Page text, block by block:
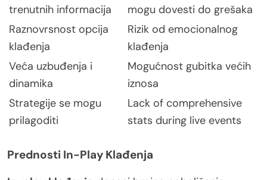
trenutnih informacija
mogu dovesti do grešaka
Raznovrsnost opcija
klađenja
Rizik od emocionalnog
klađenja
Veća uzbuđenja i
dinamika
Mogućnost gubitka većih
iznosa
Strategije se mogu
prilagoditi
Lack of comprehensive
stats during live events
Prednosti In-Play Klađenja